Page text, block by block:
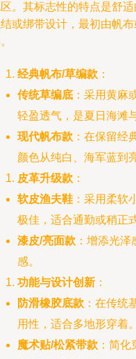
。其标志性的特点是舒
或绑带设计，最初由帆
经典帆布/草编款 ：
传统草编底 ：采用黄麻
轻盈透气，是夏日海滩
现代帆布款 ：在保留经
颜色从纯白、海军蓝到
皮革升级款 ：
软皮渔夫鞋 ：采用柔软
极佳，适合通勤或稍正
漆皮/亮面款 ：增添光
感。
功能与设计创新 ：
防滑橡胶底款 ：在传统
用性，适合多地形穿着。
魔术贴/松紧带款 ：简化